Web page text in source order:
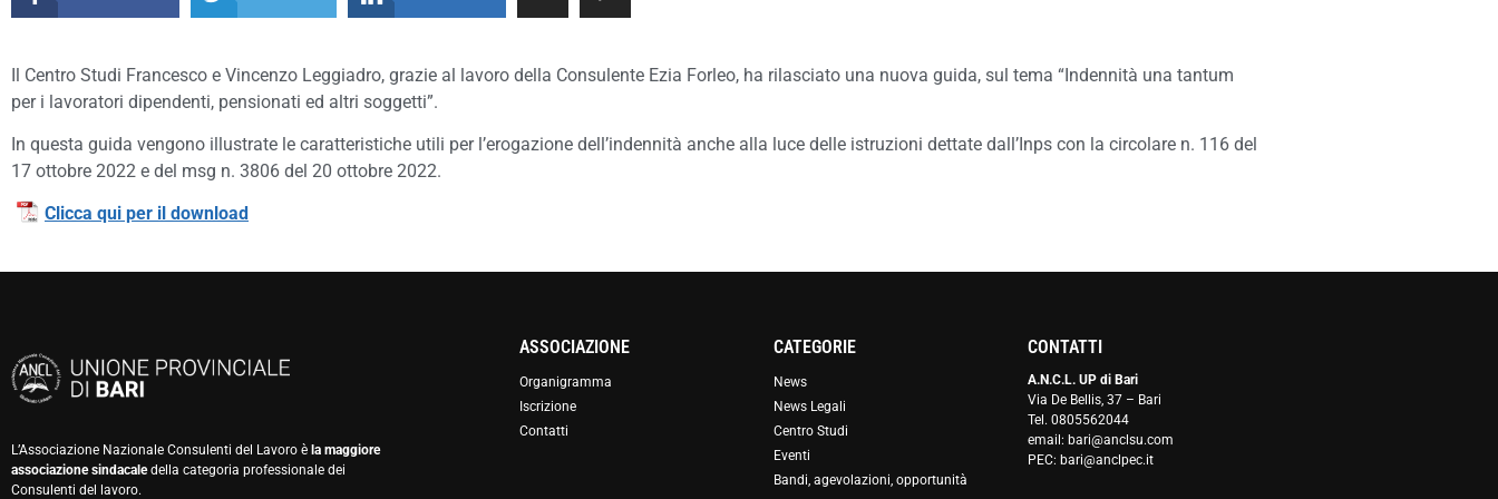
Il Centro Studi Francesco e Vincenzo Leggiadro, grazie al lavoro della Consulente Ezia Forleo, ha rilasciato una nuova guida, sul tema “Indennità una tantum
per i lavoratori dipendenti, pensionati ed altri soggetti”.
In questa guida vengono illustrate le caratteristiche utili per l’erogazione dell’indennità anche alla luce delle istruzioni dettate dall’Inps con la circolare n. 116 del
17 ottobre 2022 e del msg n. 3806 del 20 ottobre 2022.
Clicca qui per il download
L’Associazione Nazionale Consulenti del Lavoro è la maggiore
associazione sindacaledella categoria professionale dei
Consulenti del lavoro.
ASSOCIAZIONE
Organigramma
Iscrizione
Contatti
CATEGORIE
News
News Legali
Centro Studi
Eventi
Bandi, agevolazioni, opportunità
CONTATTI
A.N.C.L. UP di Bari
Via De Bellis, 37 – Bari
Tel. 0805562044
email: bari@anclsu.com
PEC: bari@anclpec.it